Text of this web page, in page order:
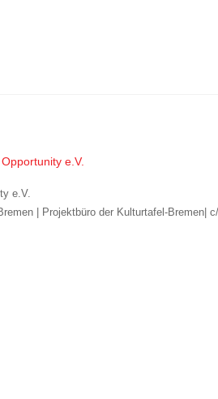
e.V.
e.V.
| Projektbüro der Kulturtafel-Bremen|